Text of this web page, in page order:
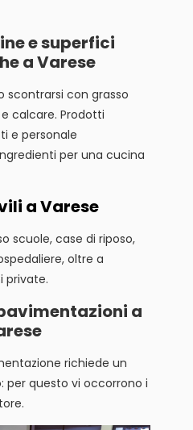
e superfici
a Varese
scontrarsi con grasso
calcare. Prodotti
e personale
per una cucina
a Varese
scuole, case di riposo,
oltre a
private.
a
richiede un
questo vi occorrono i